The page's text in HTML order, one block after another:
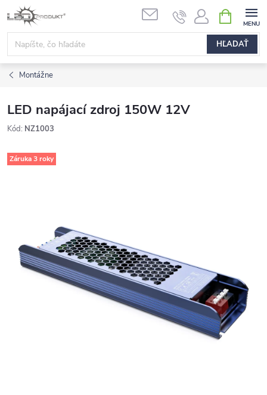
Prejsť
na
obsah
HĽADAŤ
KOŠÍK
Montážne
LED napájací zdroj 150W 12V
Kód: NZ1003
Záruka 3 roky